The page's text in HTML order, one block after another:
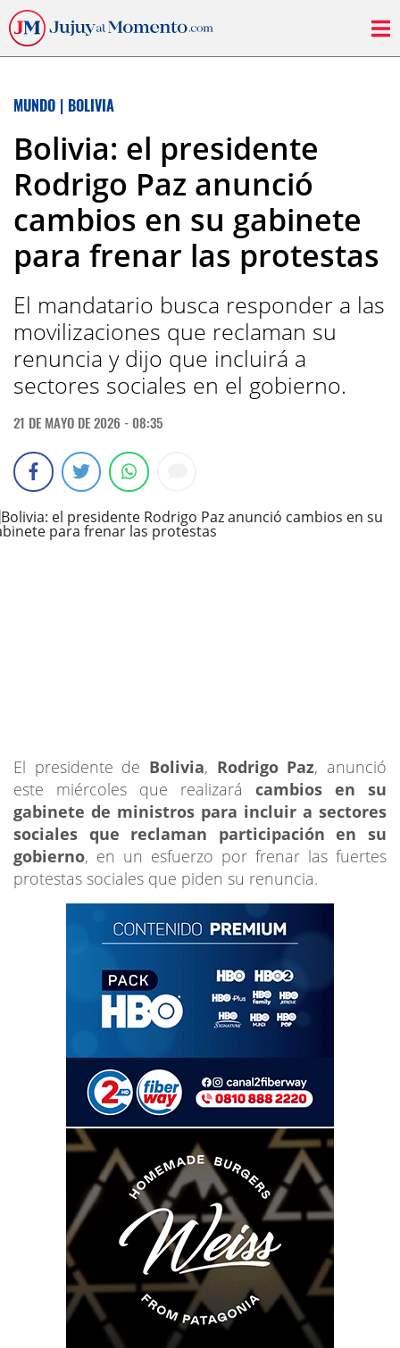
MUNDO | BOLIVIA
Bolivia: el presidente
Rodrigo Paz anunció
cambios en su gabinete
para frenar las protestas
El mandatario busca responder a las
movilizaciones que reclaman su
renuncia y dijo que incluirá a
sectores sociales en el gobierno.
21 DE MAYO DE 2026 - 08:35
El presidente de Bolivia, Rodrigo Paz, anunció
este miércoles que realizará cambios en su
gabinete de ministros para incluir a sectores
sociales que reclaman participación en su
gobierno, en un esfuerzo por frenar las fuertes
protestas sociales que piden su renuncia.